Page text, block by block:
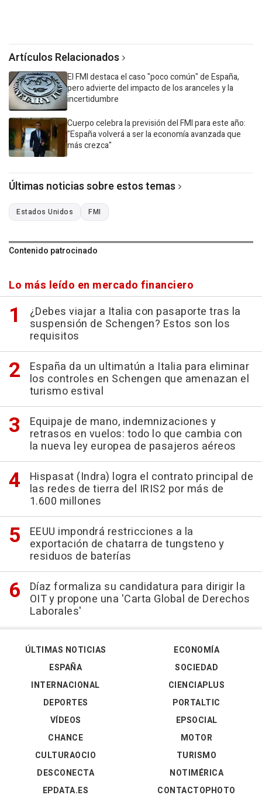
Artículos Relacionados
El FMI destaca el caso "poco común" de España,
pero advierte del impacto de los aranceles y la
incertidumbre
Cuerpo celebra la previsión del FMI para este año:
"España volverá a ser la economía avanzada que
más crezca"
Últimas noticias sobre estos temas
Estados Unidos FMI
Contenido patrocinado
Lo más leído en mercado financiero
¿Debes viajar a Italia con pasaporte tras la
suspensión de Schengen? Estos son los
requisitos
España da un ultimatún a Italia para eliminar
los controles en Schengen que amenazan el
turismo estival
Equipaje de mano, indemnizaciones y
retrasos en vuelos: todo lo que cambia con
la nueva ley europea de pasajeros aéreos
Hispasat (Indra) logra el contrato principal de
las redes de tierra del IRIS2 por más de
1.600 millones
EEUU impondrá restricciones a la
exportación de chatarra de tungsteno y
residuos de baterías
Díaz formaliza su candidatura para dirigir la
OIT y propone una 'Carta Global de Derechos
Laborales'
ÚLTIMAS NOTICIAS
ESPAÑA
INTERNACIONAL
DEPORTES
VÍDEOS
ECONOMÍA
SOCIEDAD
CIENCIAPLUS
PORTALTIC
EPSOCIAL
CHANCE
CULTURAOCIO
DESCONECTA
EPDATA.ES
MOTOR
TURISMO
NOTIMÉRICA
CONTACTOPHOTO